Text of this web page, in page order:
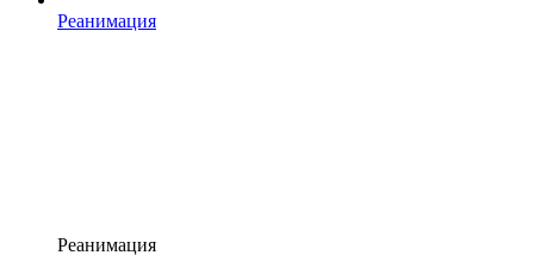
Реанимация
Реанимация